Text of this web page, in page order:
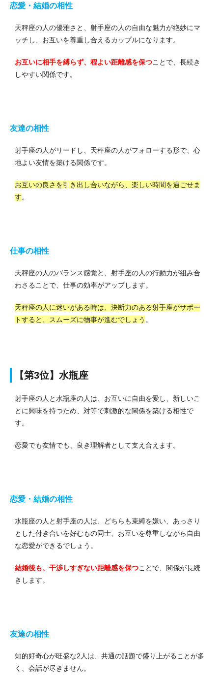
恋愛・結婚の相性
天秤座の人の優雅さと、射手座の人の自由な魅力が絶妙にマ
ッチし、お互いを尊重し合えるカップルになります。
お互いに相手を縛らず、程よい距離感を保つことで、長続き
しやすい関係です。
友達の相性
射手座の人がリードし、天秤座の人がフォローする形で、心
地よい友情を築ける関係です。
お互いの良さを引き出し合いながら、楽しい時間を過ごせま
す。
仕事の相性
天秤座の人のバランス感覚と、射手座の人の行動力が組み合
わさることで、仕事の効率がアップします。
天秤座の人に迷いがある時は、決断力のある射手座がサポー
トすると、スムーズに物事が進むでしょう 。
【第3位】水瓶座
射手座の人と水瓶座の人は、お互いに自由を愛し、新しいこ
とに興味を持つため、対等で刺激的な関係を築ける相性で
す。
恋愛でも友情でも、良き理解者として支え合えます。
恋愛・結婚の相性
水瓶座の人と射手座の人は、どちらも束縛を嫌い、あっさり
とした付き合いを好むもの同士、お互いを尊重しながら自由
な恋愛ができるでしょう。
結婚後も、干渉しすぎない距離感を保つことで、関係が長続
きします。
友達の相性
知的好奇心が旺盛な2人は、共通の話題で盛り上がることが多
く、会話が尽きません。